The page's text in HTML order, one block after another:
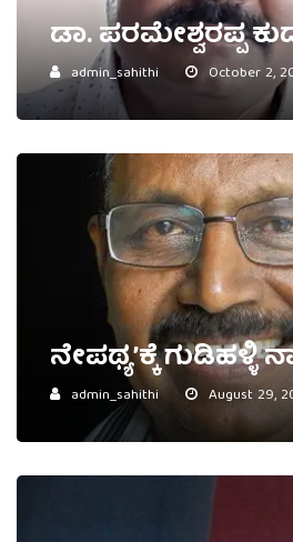
ಡಾ. ಪರಮೇಶ್ವರಪ್ಪ
admin_sahithi October 2,
ನೇಪಥ್ಯ’ಕ್ಕೆ ಗುಡಿಹಳ್ಳಿ
admin_sahithi August 29,